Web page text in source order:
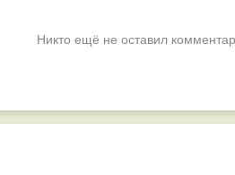
Никто ещё не оставил